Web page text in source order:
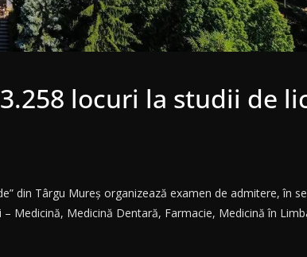
locuri la studii de
din Târgu Mureş organizează examen de admitere, în
Medicină Dentară, Farmacie, Medicină în